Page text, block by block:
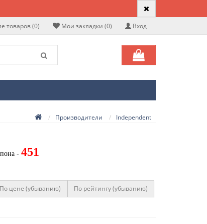
Вход
Мои закладки (0)
товаров (0)
Производители Independent
- 451
По цене (убыванию)
По рейтингу (убыванию)